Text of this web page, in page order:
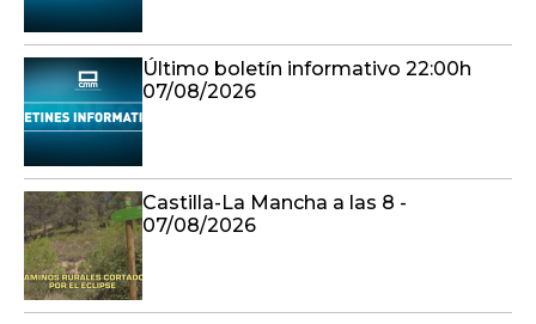
Último boletín informativo 22:00h
07/08/2026
Castilla-La Mancha a las 8 -
07/08/2026